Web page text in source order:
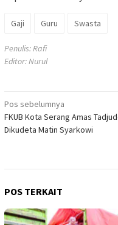
Gaji Guru Swasta
Penulis: Rafi
Editor: Nurul
Navigasi
pos
Pos sebelumnya
FKUB Kota Serang Amas
Dikudeta Matin Syarkowi
POS TERKAIT